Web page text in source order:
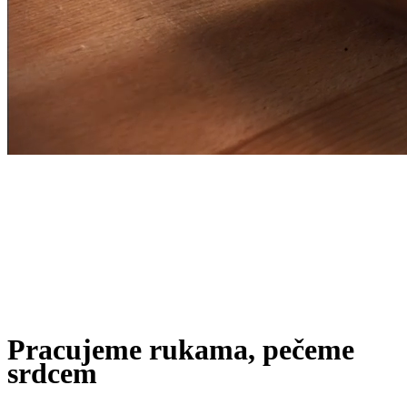
Pracujeme rukama, pečeme
srdcem